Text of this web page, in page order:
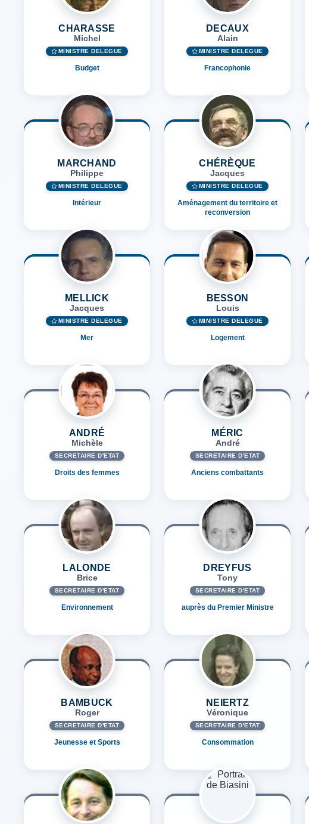
CHARASSE
Michel
MINISTRE DÉLÉGUÉ
Budget
DECAUX
Alain
MINISTRE DÉLÉGUÉ
Francophonie
MARCHAND
Philippe
MINISTRE DÉLÉGUÉ
Intérieur
CHÉRÈQUE
Jacques
MINISTRE DÉLÉGUÉ
Aménagement du territoire et
reconversion
MELLICK
Jacques
MINISTRE DÉLÉGUÉ
Mer
BESSON
Louis
MINISTRE DÉLÉGUÉ
Logement
ANDRÉ
Michèle
SECRÉTAIRE D'ETAT
Droits des femmes
MÉRIC
André
SECRÉTAIRE D'ETAT
Anciens combattants
LALONDE
Brice
SECRÉTAIRE D'ETAT
Environnement
DREYFUS
Tony
SECRÉTAIRE D'ETAT
auprès du Premier Ministre
BAMBUCK
Roger
SECRÉTAIRE D'ETAT
Jeunesse et Sports
NEIERTZ
Véronique
SECRÉTAIRE D'ETAT
Consommation